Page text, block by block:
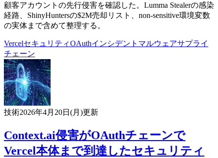
顧客アカウントの先行侵害を確認した。Lumma Stealerの感染
経路、ShinyHuntersの$2M売却リスト、non-sensitive環境変数
の実体まで含めて整理する。
VercelセキュリティOAuthインシデント マルウェアサプライ
チェーン
技術2026年4月20日(月)更新
Context.ai侵害がOAuthチェーンで
Vercel本体まで到達したセキュリティ